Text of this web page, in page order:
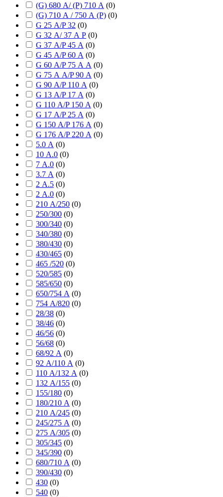
(G) 680 А/ (P) 710 А (0)
(G) 710 А / 750 А (P) (0)
G 25 А/P 32 (0)
G 32 А/ 37 А P (0)
G 37 А/P 45 А (0)
G 45 А/P 60 А (0)
G 60 А/P 75 А А (0)
G 75 А А/P 90 А (0)
G 90 А/P 110 А (0)
G 13 А/P 17 А (0)
G 110 А/P 150 А (0)
G 17 А/P 25 А (0)
G 150 А/P 176 А (0)
G 176 А/P 220 А (0)
5.0 А (0)
10 А.0 (0)
7 А.0 (0)
3.7 А (0)
2 А.5 (0)
2 А.0 (0)
210 А/250 (0)
250/300 (0)
300/340 (0)
340/380 (0)
380/430 (0)
430/465 (0)
465 /520 (0)
520/585 (0)
585/650 (0)
650/754 А (0)
754 А/820 (0)
28/38 (0)
38/46 (0)
46/56 (0)
56/68 (0)
68/92 А (0)
92 А/110 А (0)
110 А/132 А (0)
132 А/155 (0)
155/180 (0)
180/210 А (0)
210 А/245 (0)
245/275 А (0)
275 А/305 (0)
305/345 (0)
345/390 (0)
680/710 А (0)
390/430 (0)
430 (0)
540 (0)